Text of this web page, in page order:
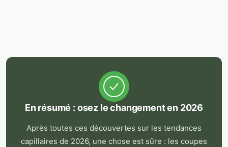
En résumé : osez le changement en 2026
Après toutes ces découvertes sur les tendances
capillaires de 2026, une chose est sûre : les coupes